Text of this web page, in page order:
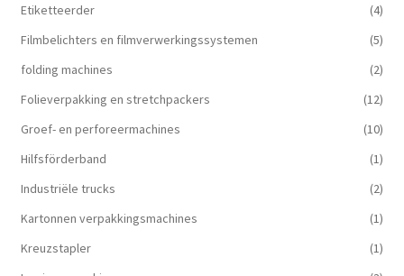
Etiketteerder
(4)
Filmbelichters en filmverwerkingssystemen
(5)
folding machines
(2)
Folieverpakking en stretchpackers
(12)
Groef- en perforeermachines
(10)
Hilfsförderband
(1)
Industriële trucks
(2)
Kartonnen verpakkingsmachines
(1)
Kreuzstapler
(1)